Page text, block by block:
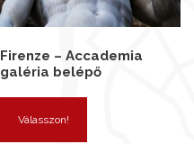
Firenze – Accademia
galéria belépő
Válasszon!